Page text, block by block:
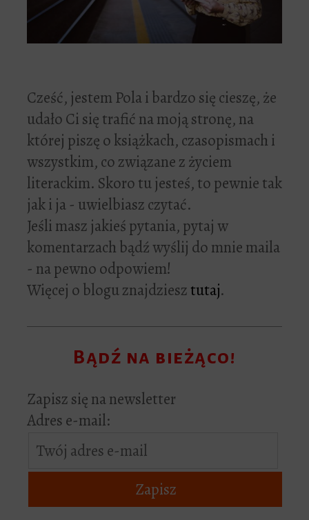
Cześć, jestem Pola i bardzo się cieszę, że
udało Ci się trafić na moją stronę, na
której piszę o książkach, czasopismach i
wszystkim, co związane z życiem
literackim. Skoro tu jesteś, to pewnie tak
jak i ja - uwielbiasz czytać.
Jeśli masz jakieś pytania, pytaj w
komentarzach bądź wyślij do mnie maila
- na pewno odpowiem!
Więcej o blogu znajdziesztutaj.
Bądź na bieżąco!
Zapisz się na newsletter
Adres e-mail: